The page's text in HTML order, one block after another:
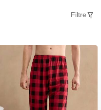
Filtre